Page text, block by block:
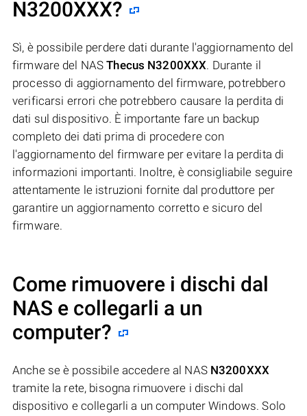
N3200XXX?
Sì, è possibile perdere dati durante l'aggiornamento del
firmware del NASThecus N3200XXX. Durante il
processo di aggiornamento del firmware, potrebbero
verificarsi errori che potrebbero causare la perdita di
dati sul dispositivo. È importante fare un backup
completo dei dati prima di procedere con
l'aggiornamento del firmware per evitare la perdita di
informazioni importanti. Inoltre, è consigliabile seguire
attentamente le istruzioni fornite dal produttore per
garantire un aggiornamento corretto e sicuro del
firmware.
Come rimuovere i dischi dal
NAS e collegarli a un
computer?
Anche se è possibile accedere al NAS N3200XXX
tramite la rete, bisogna rimuovere i dischi dal
dispositivo e collegarli a un computer Windows. Solo